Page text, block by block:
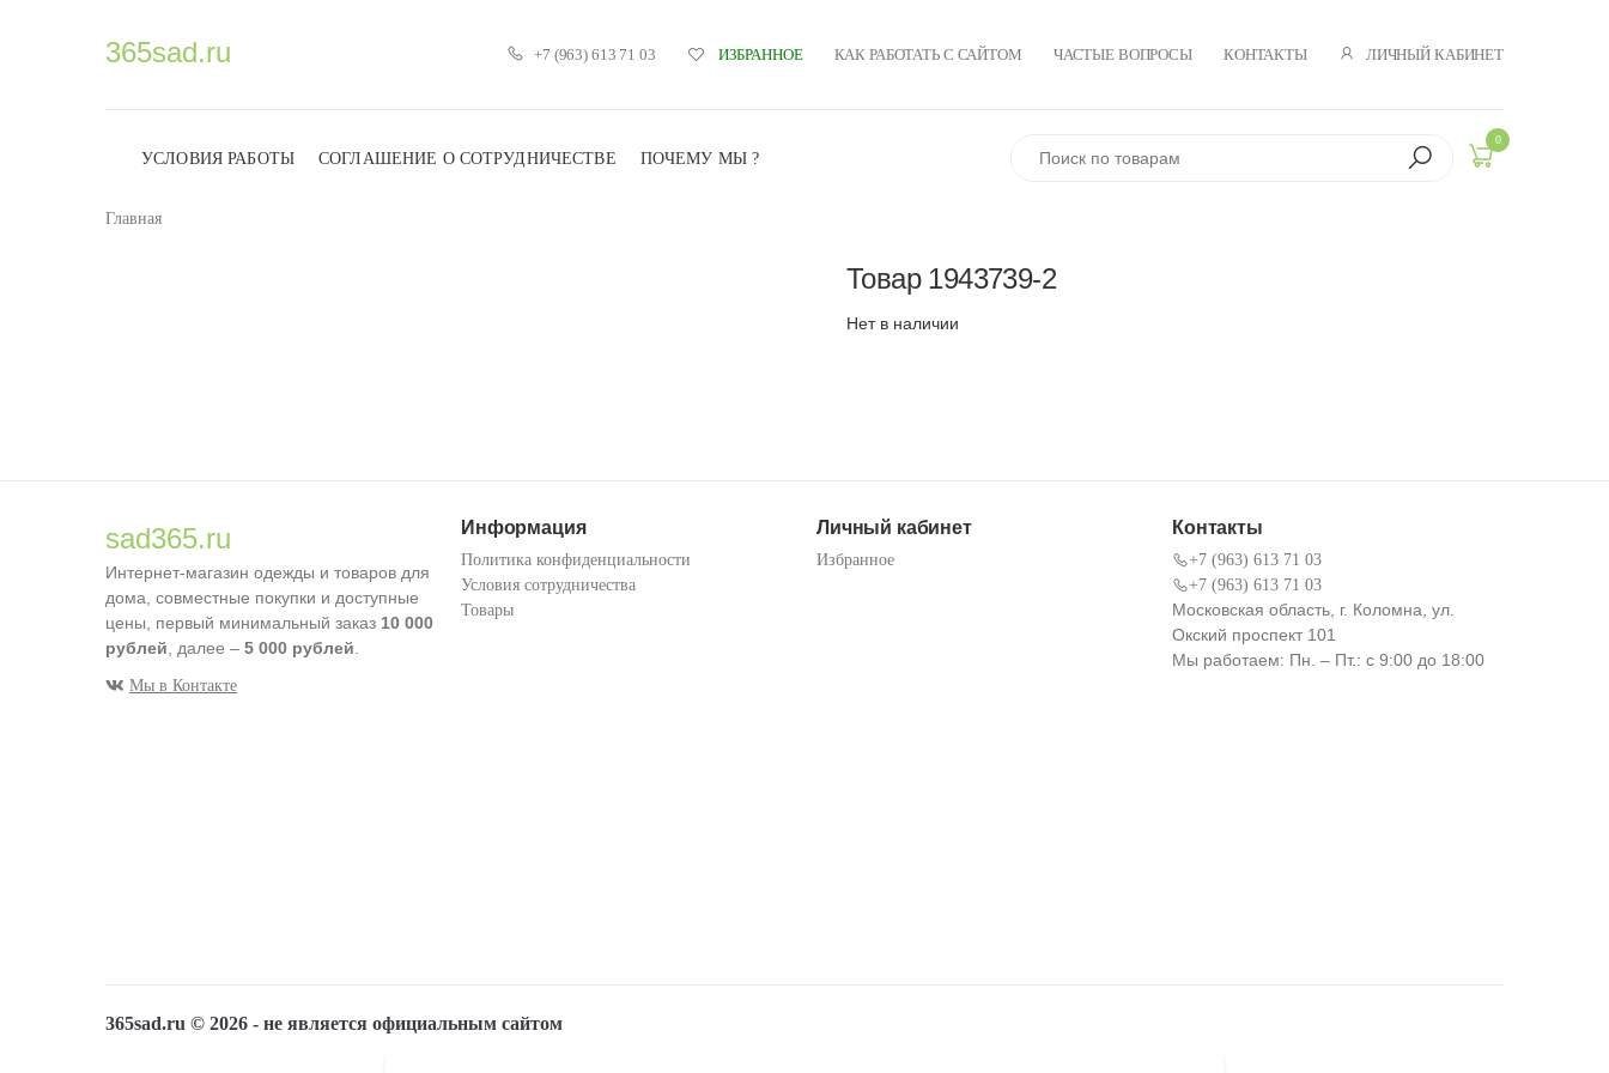
365sad.ru +7 (963) 613 71 03 ИЗБРАННОЕ КАК РАБОТАТЬ С САЙТОМ ЧАСТЫЕ ВОПРОСЫ КОНТАКТЫ ЛИЧНЫЙ КАБИНЕТ
УСЛОВИЯ РАБОТЫ СОГЛАШЕНИЕ О СОТРУДНИЧЕСТВЕ ПОЧЕМУ МЫ ?
0
Главная
Товар 1943739-2
Нет в наличии
sad365.ru
Интернет-магазин одежды и товаров для
дома, совместные покупки и доступные
цены, первый минимальный заказ 10 000
рублей , далее – 5 000 рублей
Мы в Контакте
Информация
Политика конфиденциальности
Условия сотрудничества
Товары
Личный кабинет
Избранное
Контакты
+7 (963) 613 71 03
+7 (963) 613 71 03
Московская область, г. Коломна, ул.
Окский проспект 101
Мы работаем: Пн. – Пт.: с 9:00 до 18:00
365sad.ru © 2026 - не является официальным сайтом